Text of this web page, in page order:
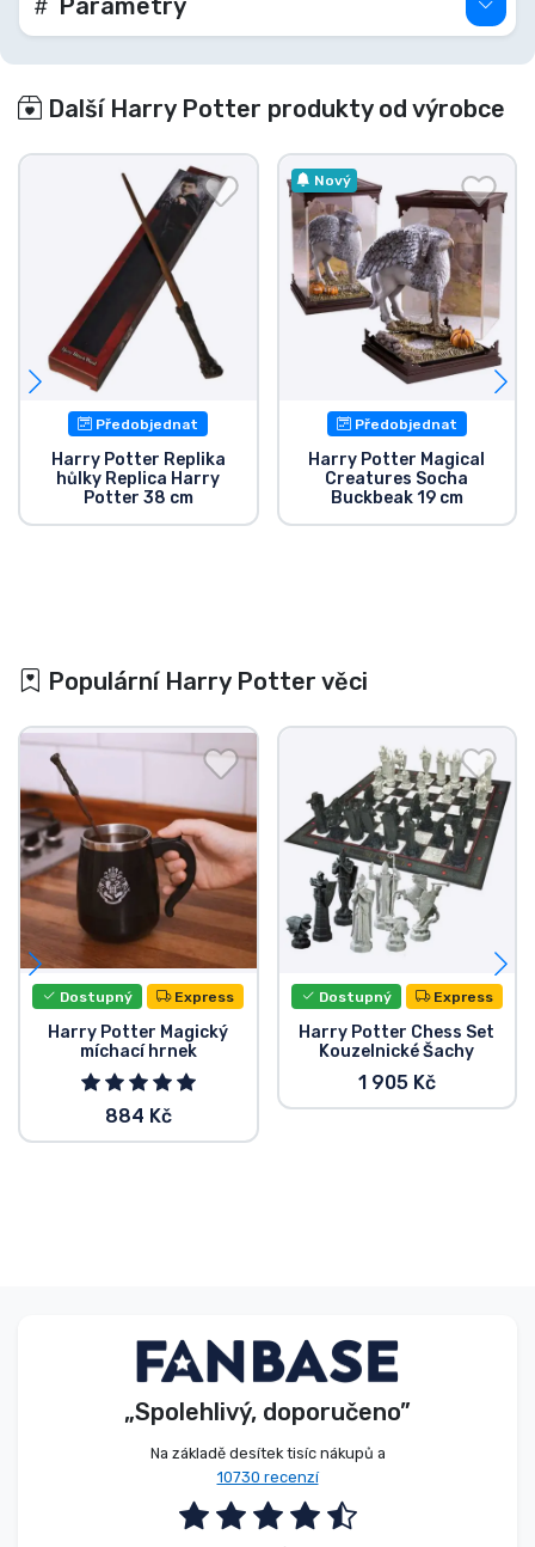
Parametry
Další Harry Potter produkty od výrobce
Předobjednat
Harry Potter Replika
hůlky Replica Harry
Potter 38 cm
Nový
Předobjednat
Harry Potter Magical
Creatures Socha
Buckbeak 19 cm
Populární Harry Potter věci
Dostupný Express
Harry Potter Magický
míchací hrnek
884 Kč
Dostupný Express
Harry Potter Chess Set
Kouzelnické Šachy
1 905 Kč
„Spolehlivý, doporučeno”
Na základě desítek tisíc nákupů a
10730 recenzí